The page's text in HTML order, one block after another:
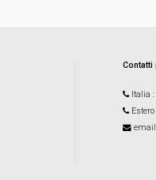
Italia
Estero
email